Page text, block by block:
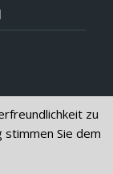
zu
Sie dem